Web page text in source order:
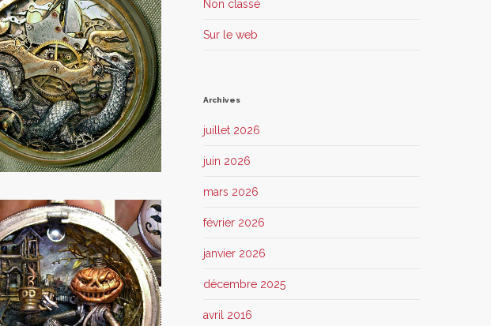
Non classé
Sur le web
Archives
juillet 2026
juin 2026
mars 2026
février 2026
janvier 2026
décembre 2025
avril 2016